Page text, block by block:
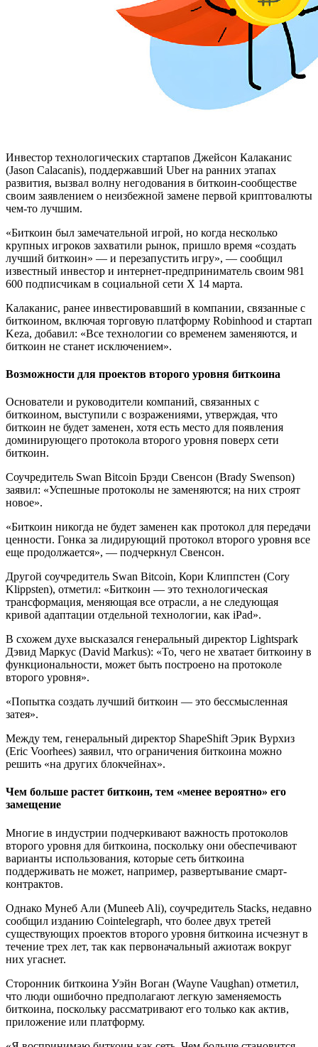
Инвестор технологических стартапов Джейсон Калаканис
(Jason Calacanis), поддержавший Uber на ранних этапах
развития, вызвал волну негодования в биткоин-сообществе
своим заявлением о неизбежной замене первой криптовалюты
чем-то лучшим.
«Биткоин был замечательной игрой, но когда несколько
крупных игроков захватили рынок, пришло время «создать
лучший биткоин» — и перезапустить игру», — сообщил
известный инвестор и интернет-предприниматель своим 981
600 подписчикам в социальной сети X 14 марта.
Калаканис, ранее инвестировавший в компании, связанные с
биткоином, включая торговую платформу Robinhood и стартап
Keza, добавил: «Все технологии со временем заменяются, и
биткоин не станет исключением».
Возможности для проектов второго уровня биткоина
Основатели и руководители компаний, связанных с
биткоином, выступили с возражениями, утверждая, что
биткоин не будет заменен, хотя есть место для появления
доминирующего протокола второго уровня поверх сети
биткоин.
Соучредитель Swan Bitcoin Брэди Свенсон (Brady Swenson)
заявил: «Успешные протоколы не заменяются; на них строят
новое».
«Биткоин никогда не будет заменен как протокол для передачи
ценности. Гонка за лидирующий протокол второго уровня все
еще продолжается», — подчеркнул Свенсон.
Другой соучредитель Swan Bitcoin, Кори Клиппстен (Cory
Klippsten), отметил: «Биткоин — это технологическая
трансформация, меняющая все отрасли, а не следующая
кривой адаптации отдельной технологии, как iPad».
В схожем духе высказался генеральный директор Lightspark
Дэвид Маркус (David Markus): «То, чего не хватает биткоину в
функциональности, может быть построено на протоколе
второго уровня».
«Попытка создать лучший биткоин — это бессмысленная
затея».
Между тем, генеральный директор ShapeShift Эрик Вурхиз
(Eric Voorhees) заявил, что ограничения биткоина можно
решить «на других блокчейнах».
Чем больше растет биткоин, тем «менее вероятно» его
замещение
Многие в индустрии подчеркивают важность протоколов
второго уровня для биткоина, поскольку они обеспечивают
варианты использования, которые сеть биткоина
поддерживать не может, например, развертывание смарт-
контрактов.
Однако Мунеб Али (Muneeb Ali), соучредитель Stacks, недавно
сообщил изданию Cointelegraph, что более двух третей
существующих проектов второго уровня биткоина исчезнут в
течение трех лет, так как первоначальный ажиотаж вокруг
них угаснет.
Сторонник биткоина Уэйн Воган (Wayne Vaughan) отметил,
что люди ошибочно предполагают легкую заменяемость
биткоина, поскольку рассматривают его только как актив,
приложение или платформу.